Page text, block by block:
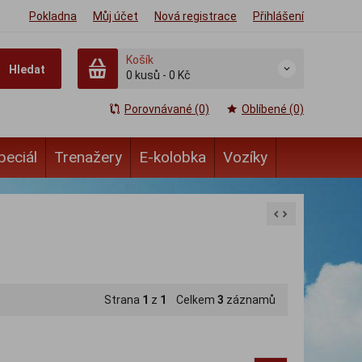
Pokladna Můj účet Nová registrace Přihlášení
Hledat
Košík
0 kusů - 0 Kč
Porovnávané (0) Oblíbené (0)
Trenažery E-kolobka Vozíky
Strana 1 z 1 Celkem 3 záznamů